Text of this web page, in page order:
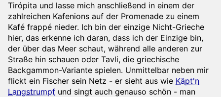
Tirópita und lasse mich anschließend in einem der
zahlreichen Kafenions auf der Promenade zu einem
Kafé frappé nieder. Ich bin der einzige Nicht-Grieche
hier, das erkenne ich daran, dass ich der Einzige bin,
der über das Meer schaut, während alle anderen zur
Straße hin schauen oder Tavli, die griechische
Backgammon-Variante spielen. Unmittelbar neben mir
flickt ein Fischer sein Netz - er sieht aus wie Käpt'n
Langstrumpf und singt auch genauso schön - man